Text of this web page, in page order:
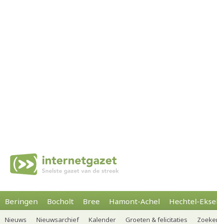
Beringen Bocholt Bree Hamont-Achel Hechtel-
Nieuws Nieuwsarchief Kalender Groeten & felicitaties